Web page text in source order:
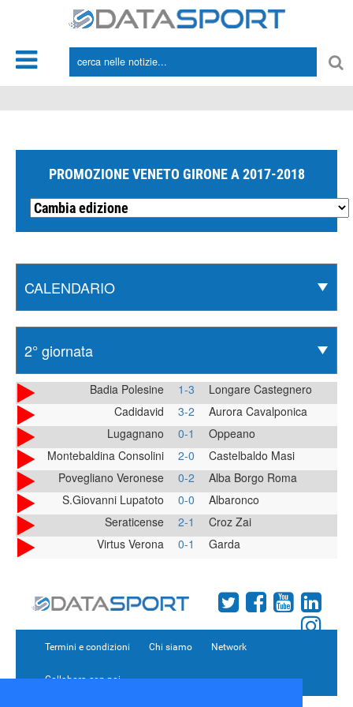
PROMOZIONE VENETO GIRONE A 2017-2018
Badia Polesine 1-3
Longare Castegnero
Cadidavid
3-2
Aurora Cavalponica
Lugagnano
0-1
Oppeano
Montebaldina Consolini
2-0
Castelbaldo Masi
Povegliano Veronese
0-2
Alba Borgo Roma
S.Giovanni Lupatoto
0-0
Albaronco
Seraticense
2-1
Croz Zai
Virtus Verona
0-1 Garda
Termini e condizioni Chi siamo Network
Collabora con noi